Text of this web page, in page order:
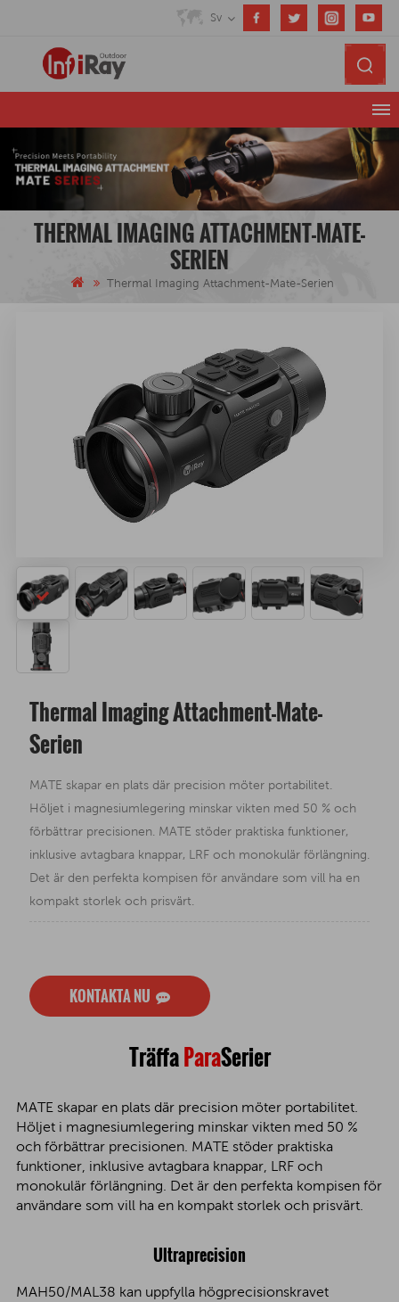
Sv
THERMAL IMAGING ATTACHMENT-MATE-
SERIEN
Thermal Imaging Attachment-Mate-Serien
Thermal Imaging Attachment-Mate-
Serien
MATE skapar en plats där precision möter portabilitet.
Höljet i magnesiumlegering minskar vikten med 50 % och
förbättrar precisionen. MATE stöder praktiska funktioner,
inklusive avtagbara knappar, LRF och monokulär förlängning.
Det är den perfekta kompisen för användare som vill ha en
kompakt storlek och prisvärt.
KONTAKTA NU
TräffaParaSerier
MATE skapar en plats där precision möter portabilitet.
Höljet i magnesiumlegering minskar vikten med 50 %
och förbättrar precisionen. MATE stöder praktiska
funktioner, inklusive avtagbara knappar, LRF och
monokulär förlängning. Det är den perfekta kompisen för
användare som vill ha en kompakt storlek och prisvärt.
Ultraprecision
MAH50/MAL38 kan uppfylla högprecisionskravet